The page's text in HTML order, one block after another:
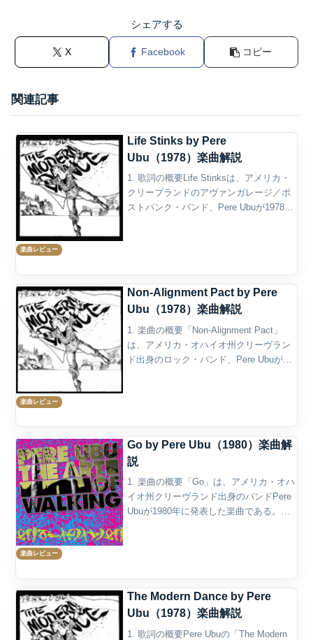
シェアする
X Facebook コピー
関連記事
楽曲レビュー
Life Stinks by Pere
Ubu（1978）楽曲解説
1. 歌詞の概要Life Stinksは、アメリカ・
クリーブランドのアヴァンガレージ／ポ
ストパンク・バンド、Pere Ubuが1978年
楽曲レビュー
Non-Alignment Pact by Pere
Ubu（1978）楽曲解説
1. 楽曲の概要「Non-Alignment Pact」
は、アメリカ・オハイオ州クリーヴラン
ド出身のロック・バンド、Pere Ubuが
楽曲レビュー
Go by Pere Ubu（1980）楽曲解
説
1. 楽曲の概要「Go」は、アメリカ・オハ
イオ州クリーヴランド出身のバンドPere
Ubuが1980年に発表した楽曲である。収
The Modern Dance by Pere
Ubu（1978）楽曲解説
1. 歌詞の概要Pere Ubuの「The Modern